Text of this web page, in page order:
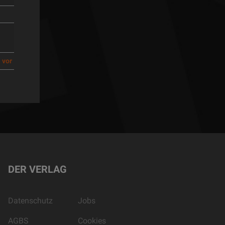
vor
DER VERLAG
Datenschutz
AGBS
Jobs
Cookies